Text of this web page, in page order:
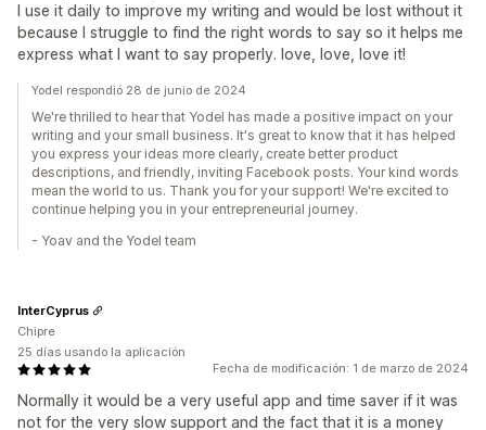
I use it daily to improve my writing and would be lost without it
because I struggle to find the right words to say so it helps me
express what I want to say properly. love, love, love it!
Yodel respondió 28 de junio de 2024
We're thrilled to hear that Yodel has made a positive impact on your
writing and your small business. It's great to know that it has helped
you express your ideas more clearly, create better product
descriptions, and friendly, inviting Facebook posts. Your kind words
mean the world to us. Thank you for your support! We're excited to
continue helping you in your entrepreneurial journey.
- Yoav and the Yodel team
Fecha de modificación: 1 de marzo de 2024
Normally it would be a very useful app and time saver if it was
not for the very slow support and the fact that it is a money
InterCyprus
Chipre
25 días usando la aplicación